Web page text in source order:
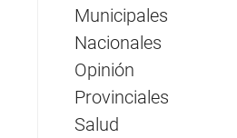
Municipales
Nacionales
Opinión
Provinciales
Salud